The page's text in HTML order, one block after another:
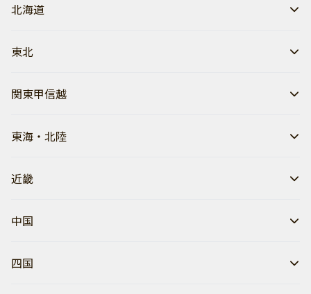
北海道
東北
関東甲信越
東海・北陸
近畿
中国
四国